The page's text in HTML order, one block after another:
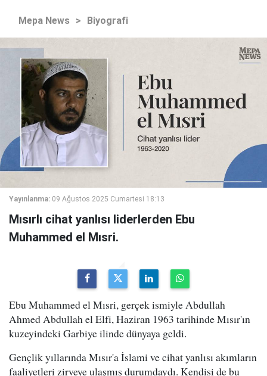
Mepa News > Biyografi
Yayınlanma: 09 Ağustos 2025 Cumartesi 18:13
Mısırlı cihat yanlısı liderlerden Ebu
Muhammed el Mısri.
Ebu Muhammed el Mısri, gerçek ismiyle Abdullah
Ahmed Abdullah el Elfi, Haziran 1963 tarihinde Mısır'ın
kuzeyindeki Garbiye ilinde dünyaya geldi.
Gençlik yıllarında Mısır'a İslami ve cihat yanlısı akımların
faaliyetleri zirveye ulaşmış durumdaydı. Kendisi de bu